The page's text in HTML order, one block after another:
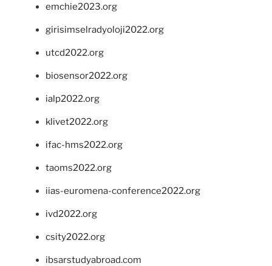
emchie2023.org
girisimselradyoloji2022.org
utcd2022.org
biosensor2022.org
ialp2022.org
klivet2022.org
ifac-hms2022.org
taoms2022.org
iias-euromena-conference2022.org
ivd2022.org
csity2022.org
ibsarstudyabroad.com